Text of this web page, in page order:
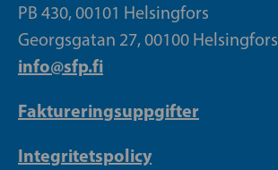
PB 430, 00101 Helsingfors
Georgsgatan 27, 00100 Helsingfors
info@sfp.fi
Faktureringsuppgifter
Integritetspolicy